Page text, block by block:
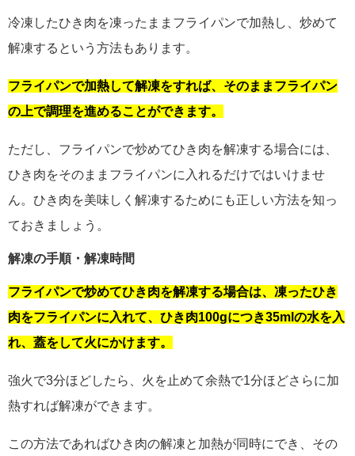
冷凍したひき肉を凍ったままフライパンで加熱し、炒めて
解凍するという方法もあります。
フライパンで加熱して解凍をすれば、そのままフライパン
の上で調理を進めることができます。
ただし、フライパンで炒めてひき肉を解凍する場合には、
ひき肉をそのままフライパンに入れるだけではいけませ
ん。ひき肉を美味しく解凍するためにも正しい方法を知っ
ておきましょう。
解凍の手順・解凍時間
フライパンで炒めてひき肉を解凍する場合は、凍ったひき
肉をフライパンに入れて、ひき肉100gにつき35mlの水を入
れ、蓋をして火にかけます。
強火で3分ほどしたら、火を止めて余熱で1分ほどさらに加
熱すれば解凍ができます。
この方法であればひき肉の解凍と加熱が同時にでき、その